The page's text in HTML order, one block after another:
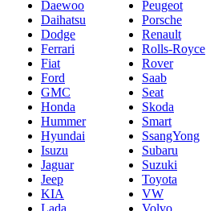
Daewoo
Daihatsu
Dodge
Ferrari
Fiat
Ford
GMC
Honda
Hummer
Hyundai
Isuzu
Jaguar
Jeep
KIA
Lada
Peugeot
Porsche
Renault
Rolls-Royce
Rover
Saab
Seat
Skoda
Smart
SsangYong
Subaru
Suzuki
Toyota
VW
Volvo